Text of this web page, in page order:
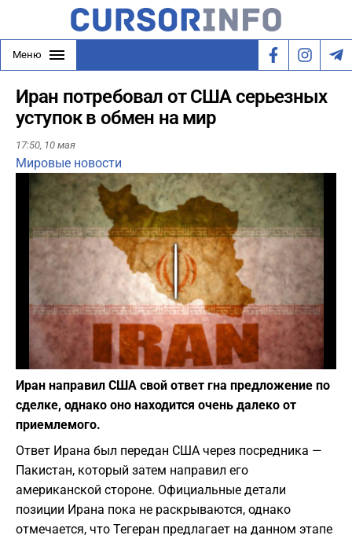
Меню
Иран потребовал от США серьезных
уступок в обмен на мир
17:50, 10 мая
Мировые новости
Play
Фото: Deposit Photos
Иран направил США свой ответ гна предложение по
сделке, однако оно находится очень далеко от
приемлемого.
Ответ Ирана был передан США через посредника —
Пакистан, который затем направил его
американской стороне. Официальные детали
позиции Ирана пока не раскрываются, однако
отмечается, что Тегеран предлагает на данном этапе